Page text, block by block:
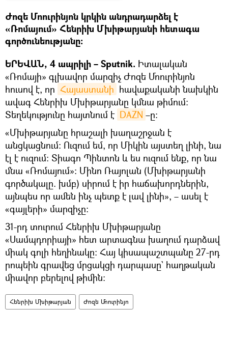
Ժոզե Մոուրինյոն կրկին անդրադարձել է
«Ռոմայում» Հենրիխ Մխիթարյանի հետագա
գործունեությանը։
ԵՐԵՎԱՆ, 4 ապրիլի – Sputnik. Իտալական
«Ռոմայի» գլխավոր մարզիչ Ժոզե Մոուրինյոն
հուսով է, որ Հայաստանի հավաքականի նախկին
ավագ Հենրիխ Մխիթարյանը կմնա թիմում։
Տեղեկությունը հայտնում է DAZN –ը։
«Մխիթարյանը հրաշալի խաղաշրջան է
անցկացնում։ Ուզում եմ, որ Միկին այստեղ լինի, նա
էլ է ուզում։ Տիագո Պինտոն և ես ուզում ենք, որ նա
մնա «Ռոմայում»։ Մինո Ռայոլան (Մխիթարյանի
գործակալը. խմբ) սիրում է իր հաճախորդներին,
այնպես որ ամեն ինչ պետք է լավ լինի», – ասել է
«գայլերի» մարզիչը։
31-րդ տուրում Հենրիխ Մխիթարյանը
«Սամպդորիայի» հետ արտագնա խաղում դարձավ
միակ գոլի հեղինակը։ Հայ կիսապաշտպանը 27-րդ
րոպեին գրավեց մրցակցի դարպասը` հաղթական
միավոր բերելով թիմին։
Հենրիխ Մխիթարյան Ժոզե Մոուրինյո